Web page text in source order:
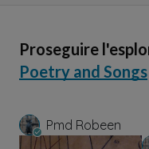
Proseguire
Poetry and Songs
Pmd Robeen